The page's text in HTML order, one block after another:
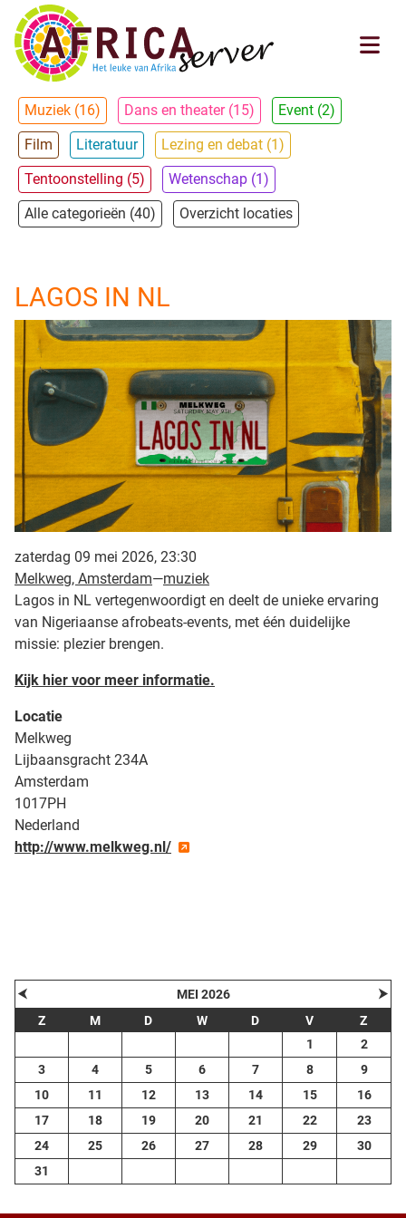
Muziek (16) Dans en theater (15)
Event (2)
Film
Literatuur
Lezing en debat (1)
Tentoonstelling (5)
Wetenschap (1)
Alle categorieën (40)
Overzicht locaties
LAGOS IN NL
zaterdag 09 mei 2026, 23:30
Melkweg, Amsterdam—muziek
Lagos in NL vertegenwoordigt en deelt de unieke ervaring
van Nigeriaanse afrobeats-events, met één duidelijke
missie: plezier brengen.
Kijk hier voor meer informatie.
Locatie
Melkweg
Lijbaansgracht 234A
Amsterdam
1017PH
Nederland
http://www.melkweg.nl/
⮜ MEI 2026 ⮞
Z M D W D V
Z
1
2
3
4 5 6 7 8
9
10
11 12 13 14 15
16
17
18 19 20 21 22
23
24
25 26 27 28 29
30
31